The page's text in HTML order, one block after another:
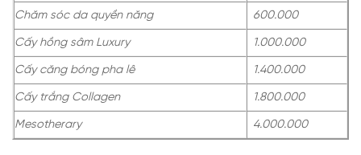
Chăm sóc da quyền năng 600.000
Cấy hồng sâm Luxury 1.000.000
Cấy căng bóng pha lê 1.400.000
Cấy trắng Collagen 1.800.000
Mesotherary 4.000.000